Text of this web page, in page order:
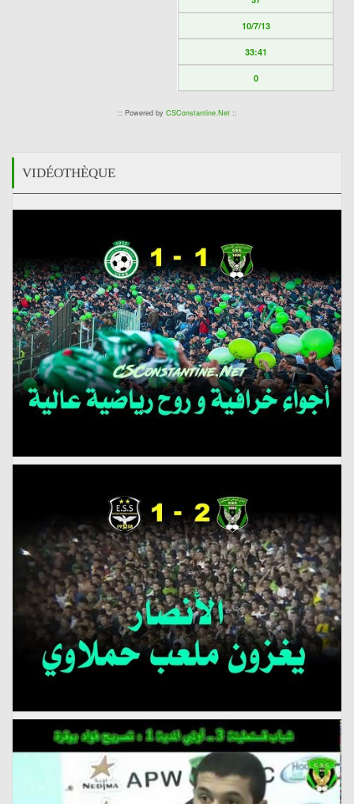
10/7/13
33:41
0
:: Powered by CSConstantine.Net::
VIDÉOTHÈQUE